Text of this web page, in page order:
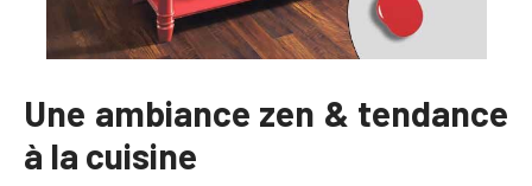
Une ambiance zen & tendance
à la cuisine